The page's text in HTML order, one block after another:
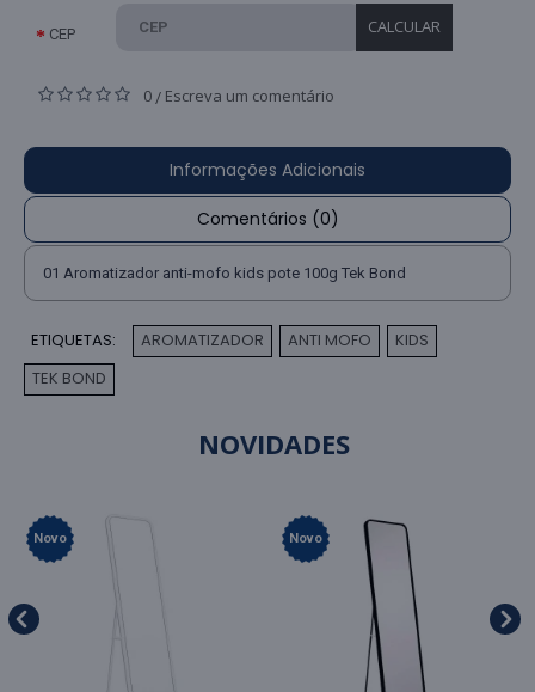
CEP CALCULAR
0 / Escreva um comentário
Informações Adicionais
Comentários (0)
01 Aromatizador anti-mofo kids pote 100g Tek Bond
ETIQUETAS: AROMATIZADOR ANTI MOFO KIDS
TEK BOND
NOVIDADES
Novo Novo